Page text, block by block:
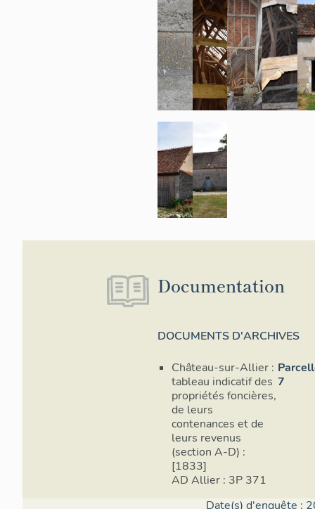
Documentation
DOCUMENTS D'ARCHIVES
Château-sur-Allier :
tableau indicatif des
propriétés foncières,
de leurs
contenances et de
leurs revenus
(section A-D) :
[1833]
AD Allier : 3P 371
7
Date(s) d'enquête :